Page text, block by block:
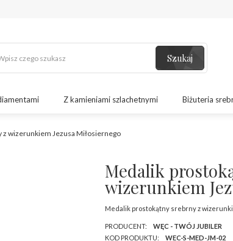
Szukaj
Z kamieniami szlachetnymi Biżuteria
wizerunkiem Jezusa Miłosiernego
Medalik
wizerunkiem
Medalik prostokątny srebrny z
PRODUCENT:
WĘC - TWÓJ JUBILER
KOD PRODUKTU:
WEC-S-MED-JM-02